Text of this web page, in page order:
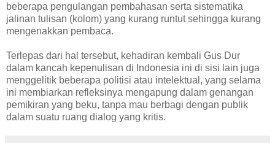
beberapa pengulangan pembahasan serta sistematika
jalinan tulisan (kolom) yang kurang runtut sehingga kurang
mengenakkan pembaca.
Terlepas dari hal tersebut, kehadiran kembali Gus Dur
dalam kancah kepenulisan di Indonesia ini di sisi lain juga
menggelitik beberapa politisi atau intelektual, yang selama
ini membiarkan refleksinya mengapung dalam genangan
pemikiran yang beku, tanpa mau berbagi dengan publik
dalam suatu ruang dialog yang kritis.